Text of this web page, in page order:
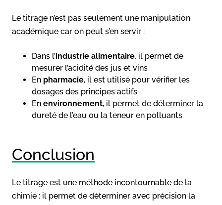
Le titrage n’est pas seulement une manipulation
académique car on peut s’en servir :
Dans l’industrie alimentaire, il permet de
mesurer l’acidité des jus et vins
En pharmacie, il est utilisé pour vérifier les
dosages des principes actifs
En environnement, il permet de déterminer la
dureté de l’eau ou la teneur en polluants
Conclusion
Le titrage est une méthode incontournable de la
chimie : il permet de déterminer avec précision la